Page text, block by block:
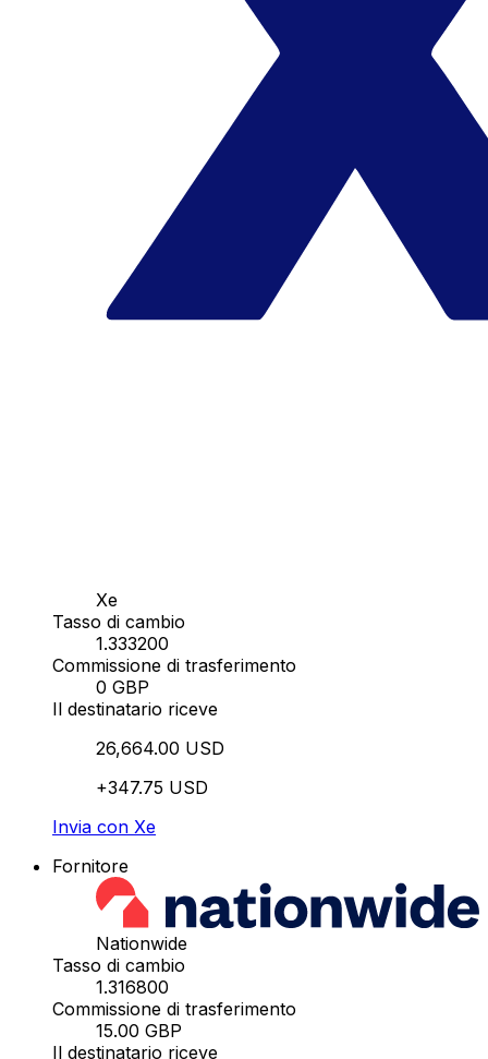
Xe
Tasso di cambio
1.333200
Commissione di trasferimento
0 GBP
Il destinatario riceve
26,664.00 USD
+347.75 USD
Invia con Xe
Fornitore
Nationwide
Tasso di cambio
1.316800
Commissione di trasferimento
15.00 GBP
Il destinatario riceve